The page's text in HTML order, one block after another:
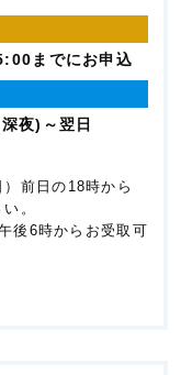
までにお申込
夜)～翌日
前日の18時から
。
後6時からお受取可